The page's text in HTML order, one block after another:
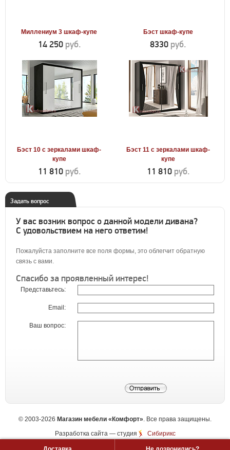
Миллениум 3 шкаф-купе
14 250 руб.
Бэст шкаф-купе
8330 руб.
Бэст 10 с зеркалами шкаф-
купе
11 810 руб.
Бэст 11 с зеркалами шкаф-
купе
11 810 руб.
Задать вопрос
У вас возник вопрос о данной модели дивана?
С удовольствием на него ответим!
Пожалуйста заполните все поля формы, это облегчит обратную
связь с вами.
Спасибо за проявленный интерес!
Представьтесь:
Email:
Ваш вопрос:
© 2003-2026 Магазин мебели «Комфорт». Все права защищены.
Разработка сайта— студия Сибирикс